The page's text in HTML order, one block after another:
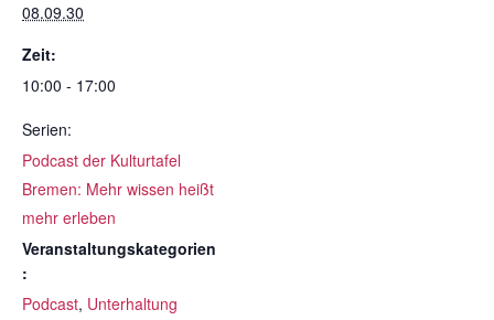
08.09.30
Zeit:
10:00 - 17:00
Serien:
Podcast der Kulturtafel
Bremen: Mehr wissen heißt
mehr erleben
Veranstaltungskategorien
:
Podcast, Unterhaltung